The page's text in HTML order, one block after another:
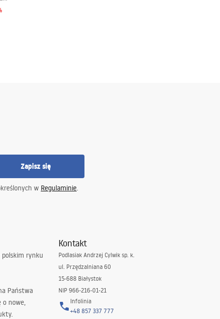
Zapisz się
w Regulaminie.
polskim rynku
Państwa
o nowe,
Kontakt
Podlasiak Andrzej Cylwik sp. k.
ul. Przędzalniana 60
15-688 Białystok
NIP 966-216-01-21
Infolinia
+48 857 337 777